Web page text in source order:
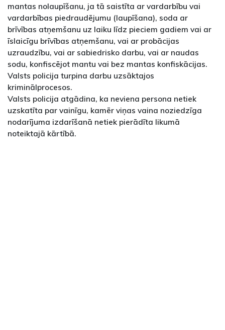
mantas nolaupīšanu, ja tā saistīta ar vardarbību vai
vardarbības piedraudējumu (laupīšana), soda ar
brīvības atņemšanu uz laiku līdz pieciem gadiem vai ar
īslaicīgu brīvības atņemšanu, vai ar probācijas
uzraudzību, vai ar sabiedrisko darbu, vai ar naudas
sodu, konfiscējot mantu vai bez mantas konfiskācijas.
Valsts policija turpina darbu uzsāktajos
kriminālprocesos.
Valsts policija atgādina, ka neviena persona netiek
uzskatīta par vainīgu, kamēr viņas vaina noziedzīga
nodarījuma izdarīšanā netiek pierādīta likumā
noteiktajā kārtībā.